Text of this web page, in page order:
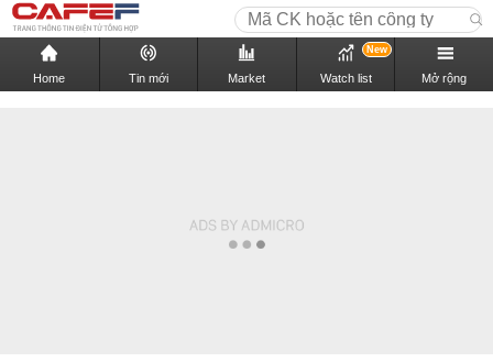
Home Tin mới Market Watch list
New
Mở rộng